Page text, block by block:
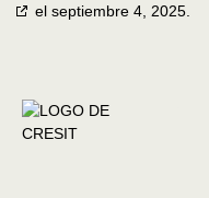
el septiembre 4, 2025.